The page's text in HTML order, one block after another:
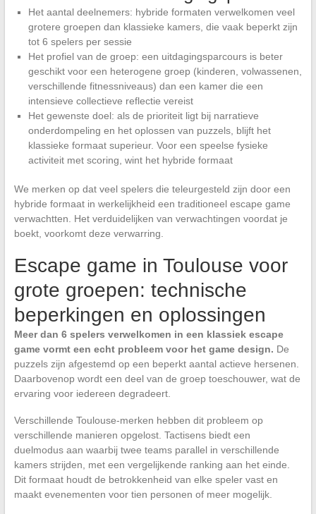
Het aantal deelnemers: hybride formaten verwelkomen veel
grotere groepen dan klassieke kamers, die vaak beperkt zijn
tot 6 spelers per sessie
Het profiel van de groep: een uitdagingsparcours is beter
geschikt voor een heterogene groep (kinderen, volwassenen,
verschillende fitnessniveaus) dan een kamer die een
intensieve collectieve reflectie vereist
Het gewenste doel: als de prioriteit ligt bij narratieve
onderdompeling en het oplossen van puzzels, blijft het
klassieke formaat superieur. Voor een speelse fysieke
activiteit met scoring, wint het hybride formaat
We merken op dat veel spelers die teleurgesteld zijn door een
hybride formaat in werkelijkheid een traditioneel escape game
verwachtten. Het verduidelijken van verwachtingen voordat je
boekt, voorkomt deze verwarring.
Escape game in Toulouse voor
grote groepen: technische
beperkingen en oplossingen
Meer dan 6 spelers verwelkomen in een klassiek escape
game vormt een echt probleem voor het game design. De
puzzels zijn afgestemd op een beperkt aantal actieve hersenen.
Daarbovenop wordt een deel van de groep toeschouwer, wat de
ervaring voor iedereen degradeert.
Verschillende Toulouse-merken hebben dit probleem op
verschillende manieren opgelost. Tactisens biedt een
duelmodus aan waarbij twee teams parallel in verschillende
kamers strijden, met een vergelijkende ranking aan het einde.
Dit formaat houdt de betrokkenheid van elke speler vast en
maakt evenementen voor tien personen of meer mogelijk.